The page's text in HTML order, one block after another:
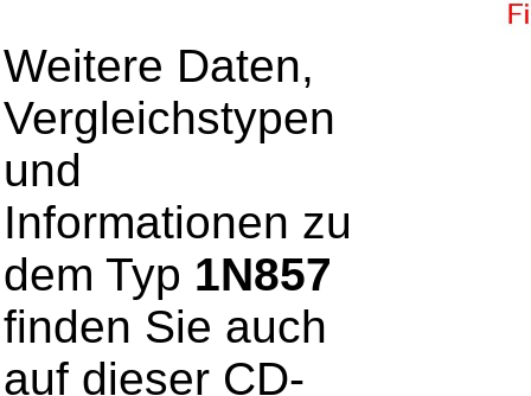
Weitere Daten,
Vergleichstypen
und
Informationen zu
dem Typ 1N857
finden Sie auch
auf dieser CD-